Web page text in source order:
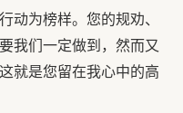
动为榜样。您的规劝、
我们一定做到，然而又
就是您留在我心中的高